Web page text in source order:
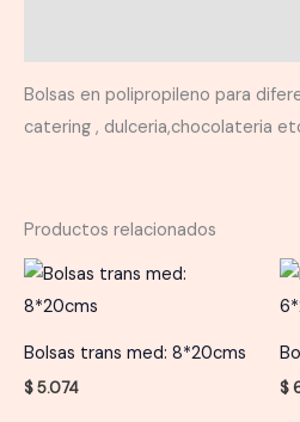
Bolsas en polipropileno para
catering , dulceria,chocolateria
Productos relacionados
Bolsas trans med: 8*20cms
$5.074 $